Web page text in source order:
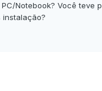
Notebook? Você teve